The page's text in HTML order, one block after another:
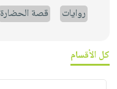
روايات
قصة الحضارة
كل الأقسام